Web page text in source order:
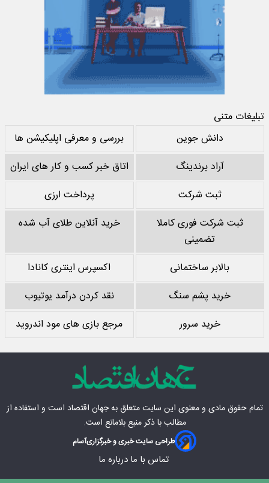
تبلیغات متنی
دانش جوین
بررسی و معرفی اپلیکیشن ها
آراد برندینگ
اتاق خبر کسب و کار های ایران
ثبت شرکت
پرداخت ارزی
ثبت شرکت فوری کاملا
تضمینی
خرید آنلاین طلای آب شده
بالابر ساختمانی
اکسپرس اینتری کانادا
خرید پشم سنگ
نقد کردن درآمد یوتیوب
خرید سرور
مرجع بازی های مود اندروید
تمام حقوق مادی‌ و معنوی این سایت متعلق بهجهان اقتصاد است و استفاده از
مطالب با ذکر منبع بلامانع است.
طراحی سایت خبری و خبرگزاریآسام
تماس با ما درباره ما